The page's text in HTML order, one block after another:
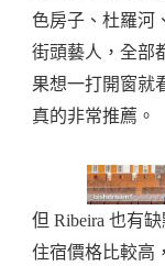
色房子、杜羅河
街頭藝人，全部
果想一打開窗就
真的非常推薦。
但 Ribeira 也有
住宿價格比較高